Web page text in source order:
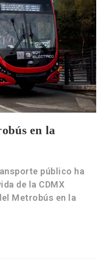
en la
público ha
de la CDMX
Metrobús en la